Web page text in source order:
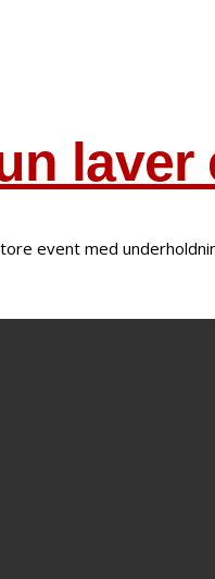
laver
event med